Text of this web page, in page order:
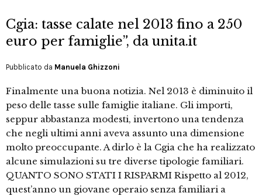
Cgia: tasse calate nel 2013 fino a 250
euro per famiglie”, da unita.it
Pubblicato da Manuela Ghizzoni
Finalmente una buona notizia. Nel 2013 è diminuito il
peso delle tasse sulle famiglie italiane. Gli importi,
seppur abbastanza modesti, invertono una tendenza
che negli ultimi anni aveva assunto una dimensione
molto preoccupante. A dirlo è la Cgia che ha realizzato
alcune simulazioni su tre diverse tipologie familiari.
QUANTO SONO STATI I RISPARMI Rispetto al 2012,
quest’anno un giovane operaio senza familiari a